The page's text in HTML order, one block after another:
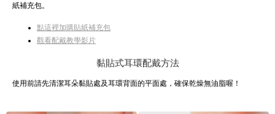
紙補充包。
點這裡加購貼紙補充包
觀看配戴教學影片
黏貼式耳環配戴方法
使用前請先清潔耳朵黏貼處及耳環背面的平面處，確保乾燥無油脂喔！